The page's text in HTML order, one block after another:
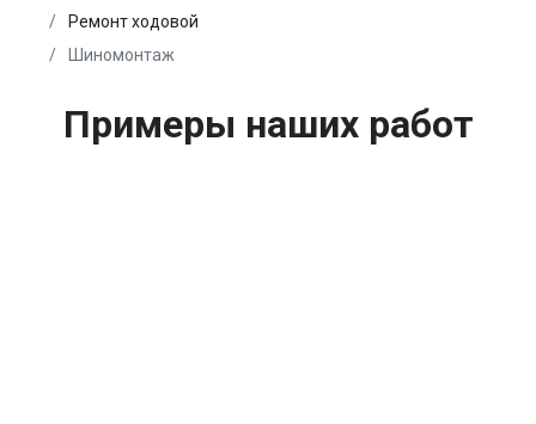
Ремонт ходовой
Шиномонтаж
Примеры наших работ